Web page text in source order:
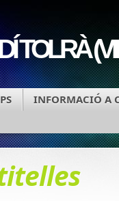
TOLRÀ
INFORMACIÓ A